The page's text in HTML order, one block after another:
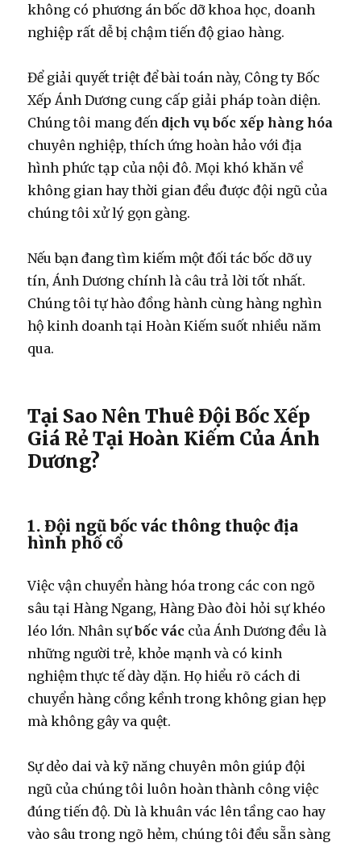
không có phương án bốc dỡ khoa học, doanh
nghiệp rất dễ bị chậm tiến độ giao hàng.
Để giải quyết triệt để bài toán này, Công ty Bốc
Xếp Ánh Dương cung cấp giải pháp toàn diện.
Chúng tôi mang đến dịch vụ bốc xếp hàng hóa
chuyên nghiệp, thích ứng hoàn hảo với địa
hình phức tạp của nội đô. Mọi khó khăn về
không gian hay thời gian đều được đội ngũ của
chúng tôi xử lý gọn gàng.
Nếu bạn đang tìm kiếm một đối tác bốc dỡ uy
tín, Ánh Dương chính là câu trả lời tốt nhất.
Chúng tôi tự hào đồng hành cùng hàng nghìn
hộ kinh doanh tại Hoàn Kiếm suốt nhiều năm
qua.
Tại Sao Nên Thuê Đội Bốc Xếp
Giá Rẻ Tại Hoàn Kiếm Của Ánh
Dương?
1. Đội ngũ bốc vác thông thuộc địa
hình phố cổ
Việc vận chuyển hàng hóa trong các con ngõ
sâu tại Hàng Ngang, Hàng Đào đòi hỏi sự khéo
léo lớn. Nhân sựbốc vác của Ánh Dương đều là
những người trẻ, khỏe mạnh và có kinh
nghiệm thực tế dày dặn. Họ hiểu rõ cách di
chuyển hàng cồng kềnh trong không gian hẹp
mà không gây va quệt.
Sự dẻo dai và kỹ năng chuyên môn giúp đội
ngũ của chúng tôi luôn hoàn thành công việc
đúng tiến độ. Dù là khuân vác lên tầng cao hay
vào sâu trong ngõ hẻm, chúng tôi đều sẵn sàng